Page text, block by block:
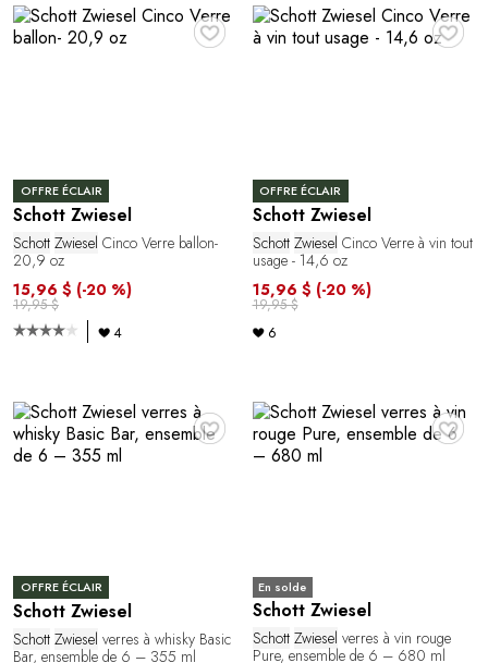
♥
OFFRE ÉCLAIR
Schott Zwiesel
Schott Zwiesel Cinco Verre ballon-
20,9 oz
15,96 $ (-20 %)
19,95 $
4
♥
OFFRE ÉCLAIR
Schott Zwiesel
Schott Zwiesel Cinco Verre à vin tout
usage - 14,6 oz
15,96 $ (-20 %)
19,95 $
6
♥
OFFRE ÉCLAIR
Schott Zwiesel
Schott Zwiesel verres à whisky Basic
Bar, ensemble de 6 – 355 ml
♥
En solde
Schott Zwiesel
Schott Zwiesel verres à vin rouge
Pure, ensemble de 6 – 680 ml